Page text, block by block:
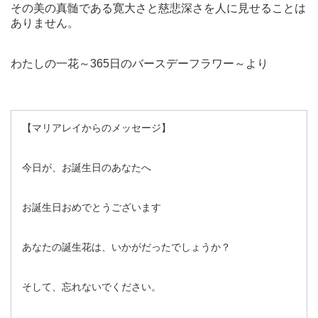
その美の真髄である寛大さと慈悲深さを人に見せることは
ありません。
わたしの一花～365日のバースデーフラワー～より
【マリアレイからのメッセージ】
今日が、お誕生日のあなたへ
お誕生日おめでとうございます
あなたの誕生花は、いかがだったでしょうか？
そして、忘れないでください。